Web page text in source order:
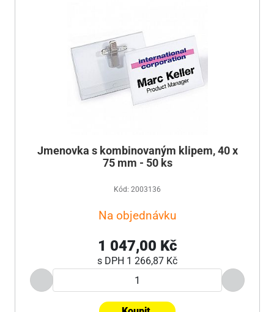
Jmenovka s kombinovaným klipem, 40 x
75 mm - 50 ks
Kód: 2003136
Na objednávku
1 047,00 Kč
s DPH 1 266,87 Kč